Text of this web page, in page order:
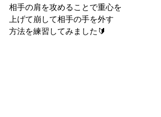
相手の肩を攻めることで重心を
上げて崩して相手の手を外す
方法を練習してみました🔰